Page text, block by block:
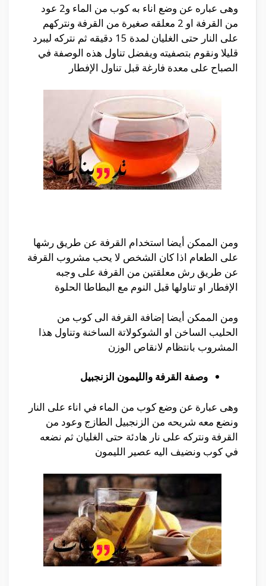
وهى عباره عن وضع اناء به كوب من الماء و2 عود
من القرفة او 2 معلقه صغيرة من القرفة ونتركهم
على النار حتى الغليان لمدة 15 دقيقه ثم نتركه ليبرد
قليلا ونقوم بتصفيته ويفضل تناول هذه الوصفة في
الصباح على معدة فارغة قبل تناول الإفطار
ومن الممكن أيضا استخدام القرفة عن طريق رشها
على الطعام اذا كان الشخص لا يحب مشروب القرفة
عن طريق رش معلقتين من القرفة على وجبه
الإفطار او تناولها قبل النوم مع البطاطا الحلوة
ومن الممكن أيضا إضافة القرفة الى كوب من
الحليب الساخن او الشوكولاتة الساخنة وتناول هذا
المشروب بانتظام لانقاص الوزن
وصفة القرفة والليمون الزنجبيل
وهى عبارة عن وضع كوب من الماء في اناء على النار
ونضع معه شريحه من الزنجبيل الطازج وعود من
القرفة ونتركه على نار هادئة حتى الغليان ثم نضعه
في كوب ونضيف اليه عصير الليمون